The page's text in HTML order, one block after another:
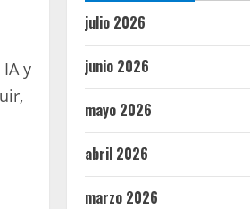
y
julio 2026
junio 2026
mayo 2026
abril 2026
marzo 2026